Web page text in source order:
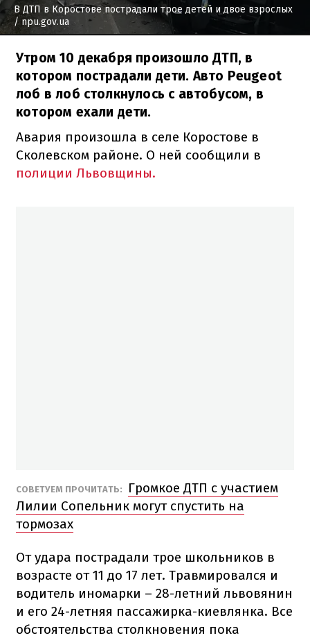
В ДТП в Коростове пострадали трое детей и двое взрослых
/ npu.gov.ua
Утром 10 декабря произошло ДТП, в
котором пострадали дети. Авто Peugeot
лоб в лоб столкнулось с автобусом, в
котором ехали дети.
Авария произошла в селе Коростове в
Сколевском районе. О ней сообщили в
полиции Львовщины.
СОВЕТУЕМ ПРОЧИТАТЬ:
Громкое ДТП с участием
Лилии Сопельник могут спустить на
тормозах
От удара пострадали трое школьников в
возрасте от 11 до 17 лет. Травмировался и
водитель иномарки – 28-летний львовянин
и его 24-летняя пассажирка-киевлянка. Все
обстоятельства столкновения пока